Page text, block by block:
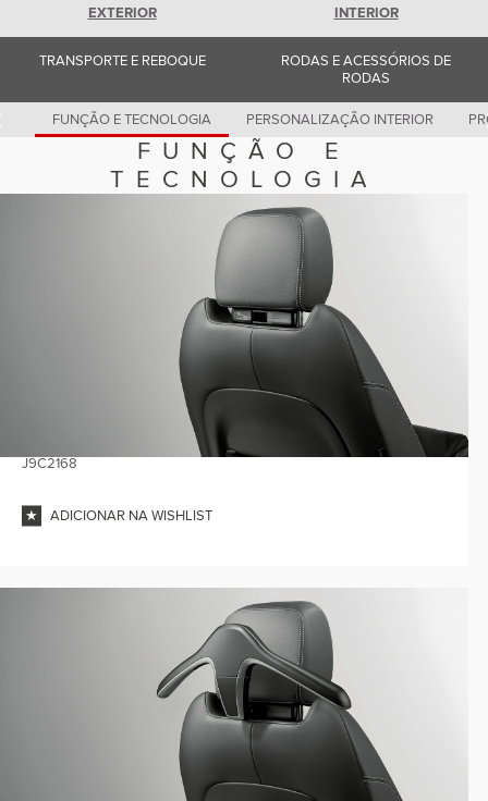
Romania (Romania)
Switzerland (German)
Switzerland (Italian)
United Kingdom (English)
USA (English)
EXTERIOR INTERIOR
TRANSPORTE E REBOQUE
RODAS E ACESSÓRIOS DE
RODAS
FUNÇÃO E TECNOLOGIA PERSONALIZAÇÃO INTERIOR
FUNÇÃO E
TECNOLOGIA
J9C2168
ADICIONAR NA WISHLIST